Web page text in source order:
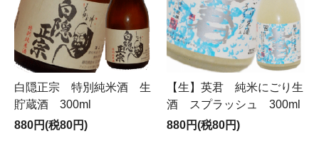
白隠正宗 特別純米酒 生
貯蔵酒 300ml
880円(税80円)
【生】英君 純米にごり生
酒 スプラッシュ 300ml
880円(税80円)